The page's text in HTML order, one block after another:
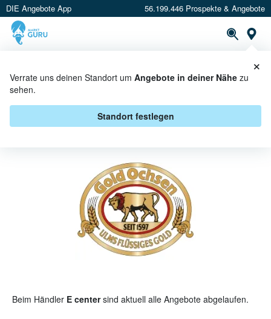
DIE Angebote App 56.199.446 Prospekte & Angebote
Verrate uns deinen Standort um Angebote in deiner Nähe zu
sehen.
Standort festlegen
×
GOLD OCHSEN BEI E CENTER -
ANGEBOTE & AKTIONEN
Beim Händler E centersind aktuell alle Angebote abgelaufen.